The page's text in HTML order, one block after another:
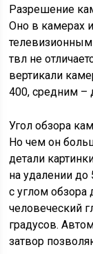
Разрешение
Оно в камерах
твл не
вертикали
400, средним –
Угол обзора
Но чем он
детали
на удалении
с углом обзора
человеческий
градусов.
затвор